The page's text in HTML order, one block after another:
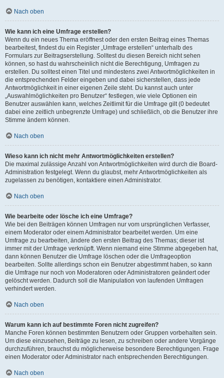
Nach oben
Wie kann ich eine Umfrage erstellen?
Wenn du ein neues Thema eröffnest oder den ersten Beitrag eines Themas
bearbeitest, findest du ein Register „Umfrage erstellen“ unterhalb des
Formulars zur Beitragserstellung. Solltest du diesen Bereich nicht sehen
können, so hast du wahrscheinlich nicht die Berechtigung, Umfragen zu
erstellen. Du solltest einen Titel und mindestens zwei Antwortmöglichkeiten in
die entsprechenden Felder eingeben und dabei sicherstellen, dass jede
Antwortmöglichkeit in einer eigenen Zeile steht. Du kannst auch unter
„Auswahlmöglichkeiten pro Benutzer“ festlegen, wie viele Optionen ein
Benutzer auswählen kann, welches Zeitlimit für die Umfrage gilt (0 bedeutet
dabei eine zeitlich unbegrenzte Umfrage) und schließlich, ob die Benutzer ihre
Stimme ändern können.
Nach oben
Wieso kann ich nicht mehr Antwortmöglichkeiten erstellen?
Die maximal zulässige Anzahl von Antwortmöglichkeiten wird durch die Board-
Administration festgelegt. Wenn du glaubst, mehr Antwortmöglichkeiten als
zugelassen zu benötigen, kontaktiere einen Administrator.
Nach oben
Wie bearbeite oder lösche ich eine Umfrage?
Wie bei den Beiträgen können Umfragen nur vom ursprünglichen Verfasser,
einem Moderator oder einem Administrator bearbeitet werden. Um eine
Umfrage zu bearbeiten, ändere den ersten Beitrag des Themas; dieser ist
immer mit der Umfrage verknüpft. Wenn niemand eine Stimme abgegeben hat,
dann können Benutzer die Umfrage löschen oder die Umfrageoption
bearbeiten. Sollte allerdings schon ein Benutzer abgestimmt haben, so kann
die Umfrage nur noch von Moderatoren oder Administratoren geändert oder
gelöscht werden. Dadurch soll die Manipulation von laufenden Umfragen
verhindert werden.
Nach oben
Warum kann ich auf bestimmte Foren nicht zugreifen?
Manche Foren können bestimmten Benutzern oder Gruppen vorbehalten sein.
Um diese einzusehen, Beiträge zu lesen, zu schreiben oder andere Vorgänge
durchzuführen, brauchst du möglicherweise besondere Berechtigungen. Frage
einen Moderator oder Administrator nach entsprechenden Berechtigungen.
Nach oben